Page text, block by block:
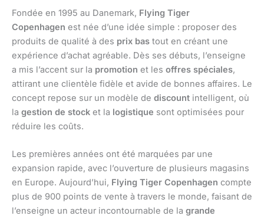
Fondée en 1995 au Danemark, Flying Tiger
Copenhagen est née d’une idée simple : proposer des
produits de qualité à des prix bas tout en créant une
expérience d’achat agréable. Dès ses débuts, l’enseigne
a mis l’accent sur la promotion et les offres spéciales,
attirant une clientèle fidèle et avide de bonnes affaires. Le
concept repose sur un modèle de discount intelligent, où
la gestion de stock et la logistique sont optimisées pour
réduire les coûts.
Les premières années ont été marquées par une
expansion rapide, avec l’ouverture de plusieurs magasins
en Europe. Aujourd’hui, Flying Tiger Copenhagen compte
plus de 900 points de vente à travers le monde, faisant de
l’enseigne un acteur incontournable de la grande